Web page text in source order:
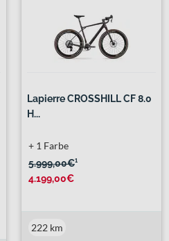
Lapierre CROSSHILL CF 8.0
H...
5.999,00€¹
4.199,00€
+ 1 Farbe
222 km